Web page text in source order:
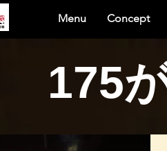
Menu Concept
175